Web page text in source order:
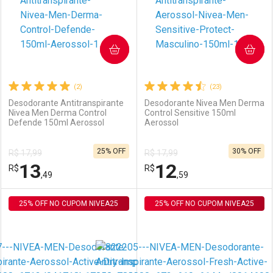
Comprar sem Desconto
Por R$ 12,19/cada
Comprar sem Desconto
Por R$ 12,19/cada
Comprar sem Desconto
Por R$ 12,20/cada
Comprar sem Desconto
Por R$ 12,20/cada
(2)
Desodorante Antitranspirante
Nivea Men Derma Control
Defende 150ml Aerossol
R$ 17,99
R$13,49
25% OFF
COMPRAR
FECHAR
Laboratório
FECHAR
Por Menos
(23)
Desodorante Nivea Men Derma
Control Sensitive 150ml
Aerossol
R$ 17,99
R$12,59
30% OFF
COMPRAR
Laboratório
Por Menos
25% OFF NO CUPOM NIVEA25 25% OFF NO CUPOM NIVEA25